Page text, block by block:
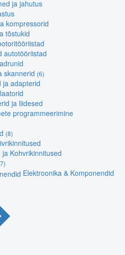
ja jahutus
kompressorid
tõstukid
autotööriistad
skannerid (6)
ja adapterid
ja liidesed
programmeerimine
(8)
ja Kohvrikinnitused
Elektroonika & Komponendid